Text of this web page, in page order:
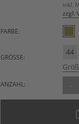
inkl.
zzgl.
FARBE:
GRÖSSE:
44
ANZAHL: -